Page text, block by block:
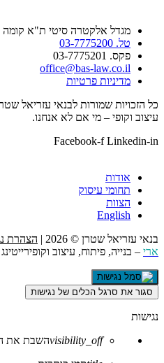
מגדל אלקטרה סיטי ת"א קומה 14
טל. 03-7775200
פקס. 03-7775201
office@bas-law.co.il
מדיניות פרטיות
כל הזכויות שמורות לבנאי עזריאל שטרן ©
עיצוב וקופי – מי אם לא אנחנו.
Facebook-f Linkedin-in
אודות
תחומי עיסוק
הצוות
English
בנאי עזריאל שטרן © 2026 |
הצהרת
ארי – בנייה, פיתוח, עיצוב
סגור את סרגל הכלים של נגישות
נגישות
visibility_offהשבת את